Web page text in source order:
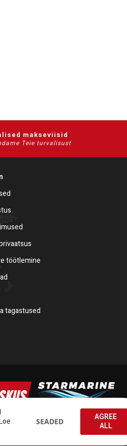
makseviisid
Teie turvalisust
töötlemine
tagastused
SEADED
AGREE
ALL